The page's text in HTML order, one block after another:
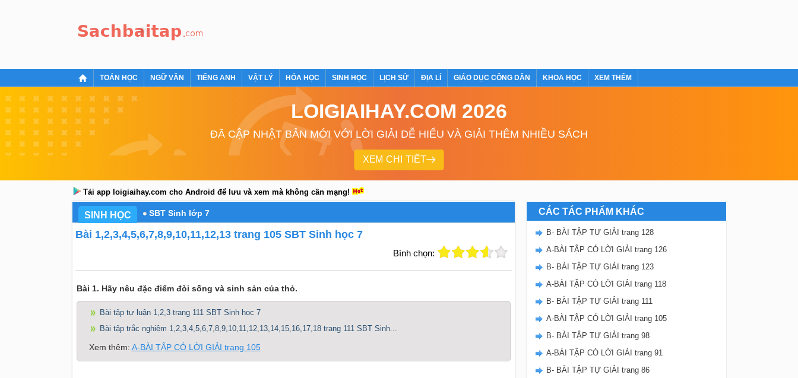
TOÁN HỌC NGỮ VĂN TIẾNG ANH VẬT LÝ HÓA HỌC SINH HỌC LỊCH SỬ ĐỊA LÍ GIÁO DỤC CÔNG DÂN KHOA HỌC XEM THÊM
LOIGIAIHAY.COM 2026
ĐÃ CẬP NHẬT BẢN MỚI VỚI LỜI GIẢI DỄ HIỂU VÀ GIẢI THÊM NHIỀU SÁCH
XEM CHI TIẾT
Tải app loigiaihay.com cho Android để lưu và xem mà không cần mạng!
SINH HỌC SBT Sinh lớp 7
Bài 1,2,3,4,5,6,7,8,9,10,11,12,13 trang 105 SBT Sinh học 7
Bình chọn:
Bài 1. Hãy nêu đặc điểm đòi sống và sinh sản của thỏ.
Bài tập tự luận 1,2,3 trang 111 SBT Sinh học 7
Bài tập trắc nghiệm 1,2,3,4,5,6,7,8,9,10,11,12,13,14,15,16,17,18 trang 111 SBT Sinh...
Xem thêm: A-BÀI TẬP CÓ LỜI GIẢI trang 105
CÁC TÁC PHẨM KHÁC
B- BÀI TẬP TỰ GIẢI trang 128
A-BÀI TẬP CÓ LỜI GIẢI trang 126
B- BÀI TẬP TỰ GIẢI trang 123
A-BÀI TẬP CÓ LỜI GIẢI trang 118
B- BÀI TẬP TỰ GIẢI trang 111
A-BÀI TẬP CÓ LỜI GIẢI trang 105
B- BÀI TẬP TỰ GIẢI trang 98
A-BÀI TẬP CÓ LỜI GIẢI trang 91
B- BÀI TẬP TỰ GIẢI trang 86